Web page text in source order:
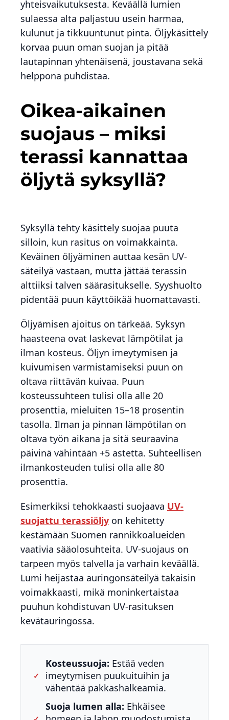
yhteisvaikutuksesta. Keväällä lumien
sulaessa alta paljastuu usein harmaa,
kulunut ja tikkuuntunut pinta. Öljykäsittely
korvaa puun oman suojan ja pitää
lautapinnan yhtenäisenä, joustavana sekä
helppona puhdistaa.
Oikea-aikainen
suojaus – miksi
terassi kannattaa
öljytä syksyllä?
Syksyllä tehty käsittely suojaa puuta
silloin, kun rasitus on voimakkainta.
Keväinen öljyäminen auttaa kesän UV-
säteilyä vastaan, mutta jättää terassin
alttiiksi talven säärasitukselle. Syyshuolto
pidentää puun käyttöikää huomattavasti.
Öljyämisen ajoitus on tärkeää. Syksyn
haasteena ovat laskevat lämpötilat ja
ilman kosteus. Öljyn imeytymisen ja
kuivumisen varmistamiseksi puun on
oltava riittävän kuivaa. Puun
kosteussuhteen tulisi olla alle 20
prosenttia, mieluiten 15–18 prosentin
tasolla. Ilman ja pinnan lämpötilan on
oltava työn aikana ja sitä seuraavina
päivinä vähintään +5 astetta. Suhteellisen
ilmankosteuden tulisi olla alle 80
prosenttia.
Esimerkiksi tehokkaasti suojaava UV-
suojattu terassiöljy on kehitetty
kestämään Suomen rannikkoalueiden
vaativia sääolosuhteita. UV-suojaus on
tarpeen myös talvella ja varhain keväällä.
Lumi heijastaa auringonsäteilyä takaisin
voimakkaasti, mikä moninkertaistaa
puuhun kohdistuvan UV-rasituksen
kevätauringossa.
✓
Kosteussuoja: Estää veden
imeytymisen puukuituihin ja
vähentää pakkashalkeamia.
Suoja lumen alla: Ehkäisee